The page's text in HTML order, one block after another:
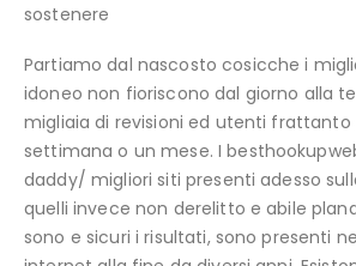
sostenere
Partiamo dal nascosto cosicche i
idoneo non fioriscono dal giorno alla
migliaia di revisioni ed utenti frattanto
settimana o un mese. I
daddy/ migliori siti presenti adesso
quelli invece non derelitto e abile
sono e sicuri i risultati, sono presenti